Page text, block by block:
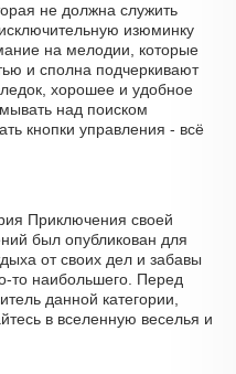
не должна служить
изюминку
на мелодии, которые
и сполна подчеркивают
хорошее и удобное
над поиском
кнопки управления - всё
Приключения своей
был опубликован для
от своих дел и забавы
то наибольшего. Перед
данной категории,
в вселенную веселья и